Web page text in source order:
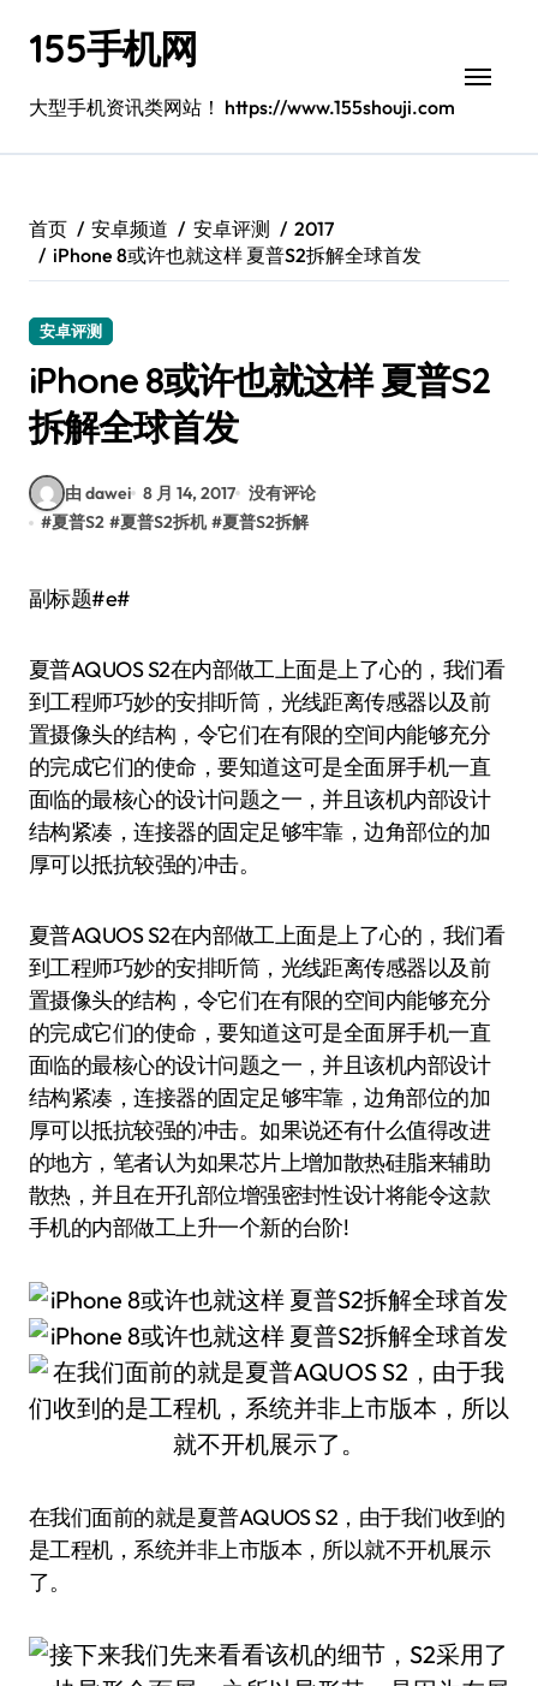
155手机网
大型手机资讯类网站！ https://www.155shouji.com
首页 安卓频道 安卓评测
2017
iPhone 8或许也就这样 夏普S2拆解全球首发
安卓评测
iPhone 8或许也就这样 夏普S2
拆解全球首发
由 dawei 8 月 14, 2017 没有评论
#夏普S2 #夏普S2拆机 #夏普S2拆解
副标题#e#
夏普AQUOS S2在内部做工上面是上了心的，我们看
到工程师巧妙的安排听筒，光线距离传感器以及前
置摄像头的结构，令它们在有限的空间内能够充分
的完成它们的使命，要知道这可是全面屏手机一直
面临的最核心的设计问题之一，并且该机内部设计
结构紧凑，连接器的固定足够牢靠，边角部位的加
厚可以抵抗较强的冲击。
夏普AQUOS S2在内部做工上面是上了心的，我们看
到工程师巧妙的安排听筒，光线距离传感器以及前
置摄像头的结构，令它们在有限的空间内能够充分
的完成它们的使命，要知道这可是全面屏手机一直
面临的最核心的设计问题之一，并且该机内部设计
结构紧凑，连接器的固定足够牢靠，边角部位的加
厚可以抵抗较强的冲击。如果说还有什么值得改进
的地方，笔者认为如果芯片上增加散热硅脂来辅助
散热，并且在开孔部位增强密封性设计将能令这款
手机的内部做工上升一个新的台阶!
在我们面前的就是夏普AQUOS S2，由于我们收到的
是工程机，系统并非上市版本，所以就不开机展示
了。